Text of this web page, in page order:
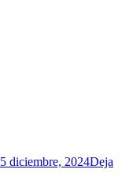
5 diciembre, 2024Deja